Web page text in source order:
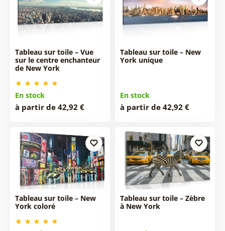
Tableau sur toile – Vue
sur le centre enchanteur
de New York
En stock
à partir de 42,92 €
Tableau sur toile – New
York unique
En stock
à partir de 42,92 €
Tableau sur toile – New
York coloré
Tableau sur toile – Zèbre
à New York